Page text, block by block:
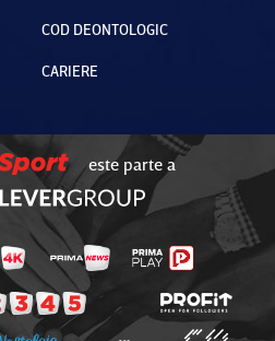
COD DEONTOLOGIC
CARIERE
este parte a